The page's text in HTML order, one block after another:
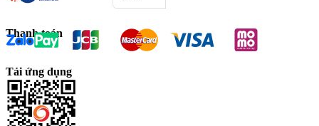
Thanh toán
Tải ứng dụng